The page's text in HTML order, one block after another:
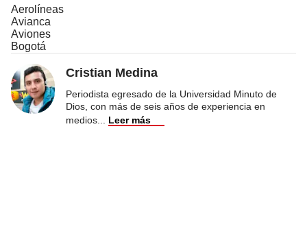
Aerolíneas
Avianca
Aviones
Bogotá
Cristian Medina
Periodista egresado de la Universidad Minuto de
Dios, con más de seis años de experiencia en
medios
Leer más